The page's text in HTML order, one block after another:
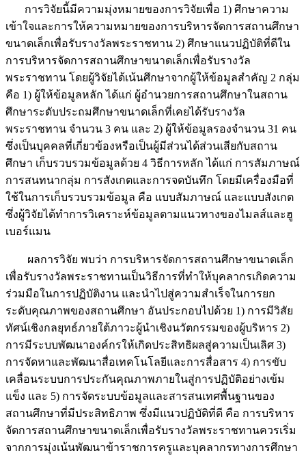
การวิจัยนี้มีความมุ่งหมายของการวิจัยเพื่อ 1) ศึกษาความ
เข้าใจและการให้ความหมายของการบริหารจัดการสถานศึกษา
ขนาดเล็กเพื่อรับรางวัลพระราชทาน 2) ศึกษาแนวปฏิบัติที่ดีใน
การบริหารจัดการสถานศึกษาขนาดเล็กเพื่อรับรางวัล
พระราชทาน โดยผู้วิจัยได้เน้นศึกษาจากผู้ให้ข้อมูลสำคัญ 2 กลุ่ม
คือ 1) ผู้ให้ข้อมูลหลัก ได้แก่ ผู้อำนวยการสถานศึกษาในสถาน
ศึกษาระดับประถมศึกษาขนาดเล็กที่เคยได้รับรางวัล
พระราชทาน จำนวน 3 คน และ 2) ผู้ให้ข้อมูลรองจำนวน 31 คน
ซึ่งเป็นบุคคลที่เกี่ยวข้องหรือเป็นผู้มีส่วนได้ส่วนเสียกับสถาน
ศึกษา เก็บรวบรวมข้อมูลด้วย 4 วิธีการหลัก ได้แก่ การสัมภาษณ์
การสนทนากลุ่ม การสังเกตและการจดบันทึก โดยมีเครื่องมือที่
ใช้ในการเก็บรวบรวมข้อมูล คือ แบบสัมภาษณ์ และแบบสังเกต
ซึ่งผู้วิจัยได้ทำการวิเคราะห์ข้อมูลตามแนวทางของไมลส์และฮู
เบอร์แมน
ผลการวิจัย พบว่า การบริหารจัดการสถานศึกษาขนาดเล็ก
เพื่อรับรางวัลพระราชทานเป็นวิธีการที่ทำให้บุคลากรเกิดความ
ร่วมมือในการปฏิบัติงาน และนำไปสู่ความสำเร็จในการยก
ระดับคุณภาพของสถานศึกษา อันประกอบไปด้วย 1) การมีวิสัย
ทัศน์เชิงกลยุทธ์ภายใต้ภาวะผู้นำเชิงนวัตกรรมของผู้บริหาร 2)
การมีระบบพัฒนาองค์กรให้เกิดประสิทธิผลสู่ความเป็นเลิศ 3)
การจัดหาและพัฒนาสื่อเทคโนโลยีและการสื่อสาร 4) การขับ
เคลื่อนระบบการประกันคุณภาพภายในสู่การปฏิบัติอย่างเข้ม
แข็ง และ 5) การจัดระบบข้อมูลและสารสนเทศพื้นฐานของ
สถานศึกษาที่มีประสิทธิภาพ ซึ่งมีแนวปฏิบัติที่ดี คือ การบริหาร
จัดการสถานศึกษาขนาดเล็กเพื่อรับรางวัลพระราชทานควรเริ่ม
จากการมุ่งเน้นพัฒนาข้าราชการครูและบุคลากรทางการศึกษา